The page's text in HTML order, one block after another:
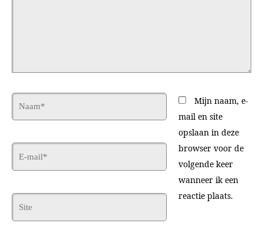
Mijn naam, e-
mail en site
opslaan in deze
browser voor de
volgende keer
wanneer ik een
reactie plaats.